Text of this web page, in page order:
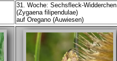
31. Woche: Sechsfleck-Widderchen
(Zygaena filipendulae)
auf Oregano (Auwiesen)